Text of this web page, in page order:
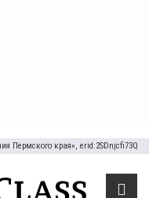
Пермского края», erid:2SDnjcfi73Q